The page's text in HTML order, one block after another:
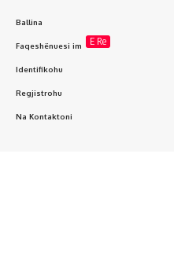
Ballina
Faqeshënuesi im E Re
Identifikohu
Regjistrohu
Na Kontaktoni